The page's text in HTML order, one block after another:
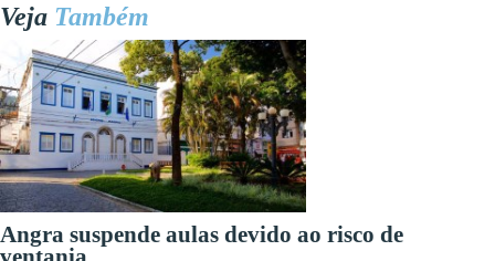
Veja Também
Angra suspende aulas devido ao risco de